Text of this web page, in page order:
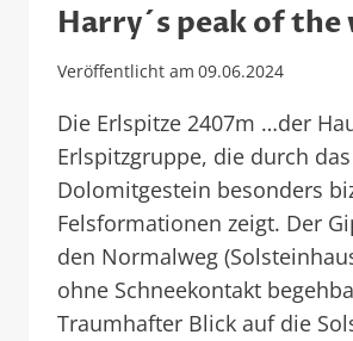
Harry´s peak of the
Veröffentlicht am 09.06.2024
Die Erlspitze 2407m …der
Erlspitzgruppe, die durch das
Dolomitgestein besonders
Felsformationen zeigt. Der
den Normalweg
ohne Schneekontakt
Traumhafter Blick auf die